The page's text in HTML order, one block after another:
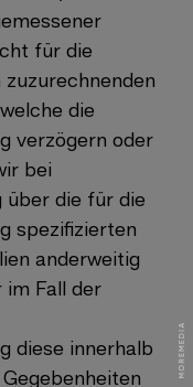
für die
zuzurechnenden
die
verzögern oder
bei
die für die
spezifizierten
anderweitig
im Fall der
diese innerhalb